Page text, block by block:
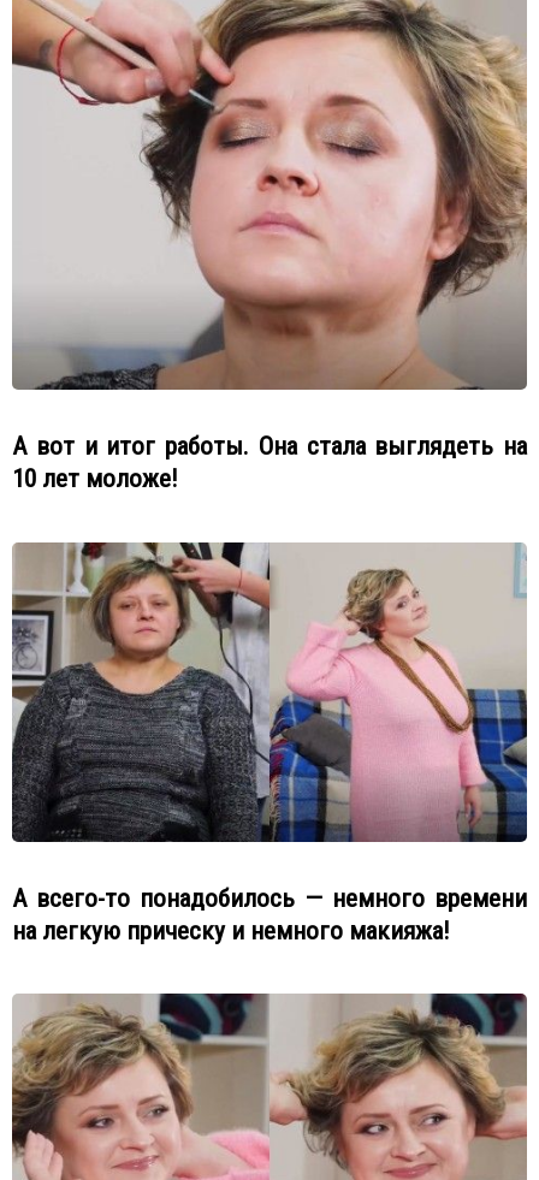
А вот и итог работы. Она стала выглядеть на
10 лет моложе!
А всего-то понадобилось — немного времени
на легкую прическу и немного макияжа!